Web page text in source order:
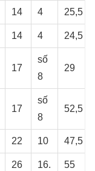
14 4 25,5
14 4 24,5
17
số
8
29
17
số
8
52,5
22 10 47,5
26 16. 55